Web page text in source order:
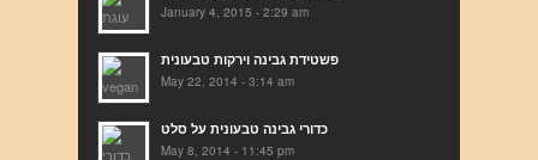
January 4, 2015 - 2:29 am
פשטידת גבינה וירקות טבעונית
May 22, 2014 - 3:14 am
כדורי גבינה טבעונית על סלט
May 8, 2014 - 11:45 pm